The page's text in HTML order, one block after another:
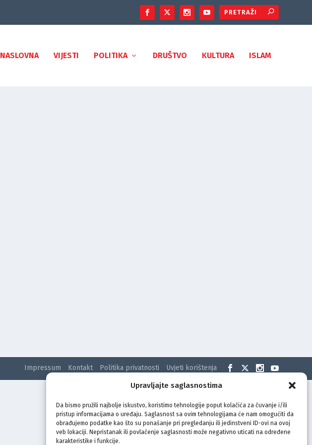
Upravljajte saglasnostima
Da bismo pružili najbolje iskustvo, koristimo tehnologije poput kolačića za čuvanje i/ili
pristup informacijama o uređaju. Saglasnost sa ovim tehnologijama će nam omogućiti da
obrađujemo podatke kao što su ponašanje pri pregledanju ili jedinstveni ID-ovi na ovoj
veb lokaciji. Nepristanak ili povlačenje saglasnosti može negativno uticati na određene
karakteristike i funkcije.
NASLOVNA VIJESTI POLITIKA DRUŠTVO KULTURA ISLAM
Impressum Kontakt Politika privatnosti Uvjeti korištenja